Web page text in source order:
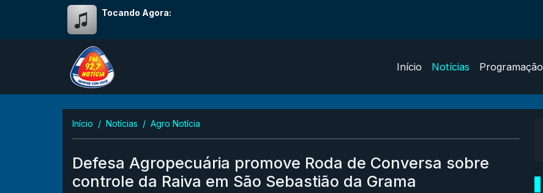
Tocando Agora:
Início Notícias Programação
Início Notícias Agro Notícia
Defesa Agropecuária promove Roda de Conversa sobre
controle da Raiva em São Sebastião da Grama